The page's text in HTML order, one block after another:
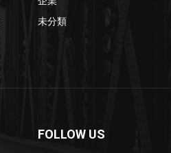
未分類
FOLLOW US